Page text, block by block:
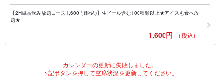
【2H単品飲み放題コース1,600円(税込)】生ビール含む100種類以上★アイスも食べ放
題★
1,600円 （税込）
カレンダーの更新に失敗しました。
下記ボタンを押して空席状況を更新してください。